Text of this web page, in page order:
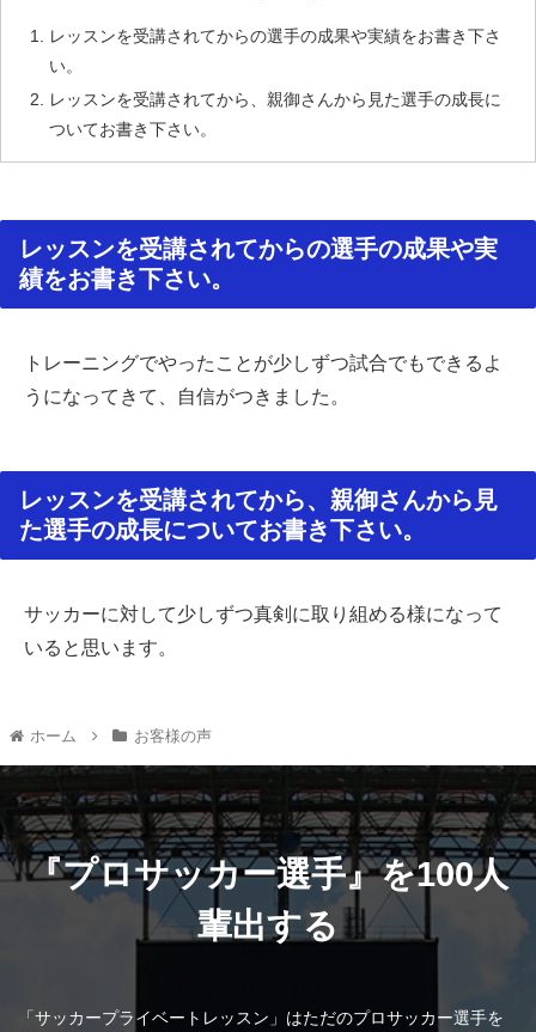
レッスンを受講されてからの選手の成果や実績をお書き下さ
い。
レッスンを受講されてから、親御さんから見た選手の成長に
ついてお書き下さい。
レッスンを受講されてからの選手の成果や実
績をお書き下さい。
トレーニングでやったことが少しずつ試合でもできるよ
うになってきて、自信がつきました。
レッスンを受講されてから、親御さんから見
た選手の成長についてお書き下さい。
サッカーに対して少しずつ真剣に取り組める様になって
いると思います。
ホーム お客様の声
『プロサッカー選手』を100人
輩出する
「サッカープライベートレッスン」はただのプロサッカー選手を